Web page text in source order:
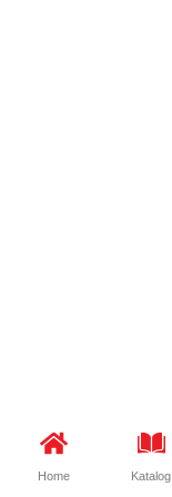
Home Katalog